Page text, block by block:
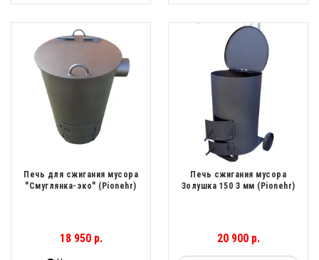
Печь для сжигания мусора
"Смуглянка-эко" (Pionehr)
18 950 р.
Печь сжигания мусора
Золушка 150 3 мм (Pionehr)
20 900 р.